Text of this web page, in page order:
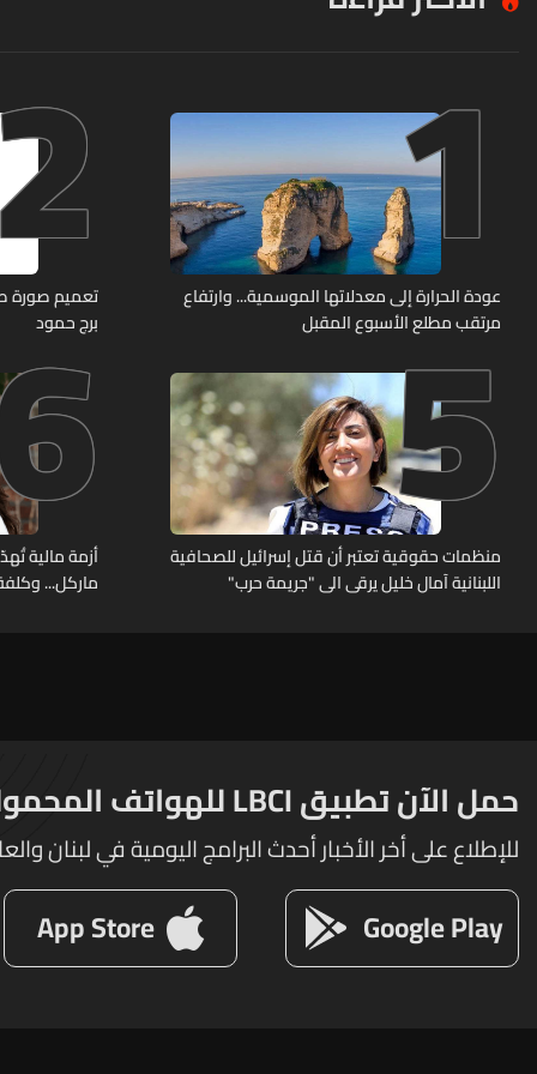
1
عودة الحرارة إلى معدلاتها الموسمية... وارتفاع
مرتقب مطلع الأسبوع المقبل
برج حمود
5
منظمات حقوقية تعتبر أن قتل إسرائيل للصحافية
اللبنانية آمال خليل يرقى الى "جريمة حرب"
أزمة مالية
ماركل...
حمل الآن تطبيق LBCI للهواتف المحمولة
للإطلاع على أخر الأخبار أحدث البرامج اليومية في لبنان
Google Play
App Store